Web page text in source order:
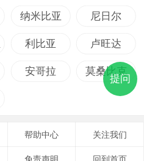
纳米比亚 尼日尔
利比亚 卢旺达
安哥拉 莫桑比克
提问
帮助中心 关注我们